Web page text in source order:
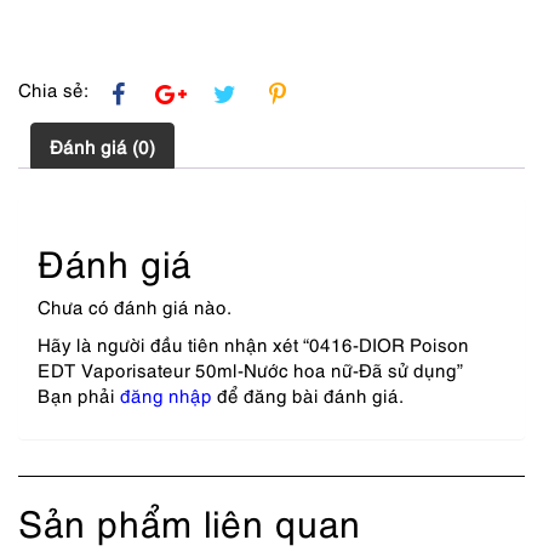
Chia sẻ:
Đánh giá (0)
Đánh giá
Chưa có đánh giá nào.
Hãy là người đầu tiên nhận xét “0416-DIOR Poison
EDT Vaporisateur 50ml-Nước hoa nữ-Đã sử dụng”
Bạn phải đăng nhập để đăng bài đánh giá.
Sản phẩm liên quan